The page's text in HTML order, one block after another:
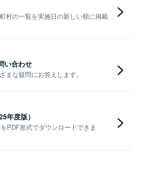
村の一覧を実施日の新しい順に掲載
い合わせ
まな疑問にお答えします。
年度版）
PDF形式でダウンロードできま